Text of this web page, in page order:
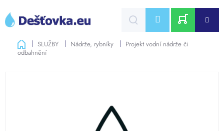
obsah
CZK
NÁKUPNÍ
DomůSLUŽBY Nádrže, rybníky
Projekt vodní nádrže či
odbahnění